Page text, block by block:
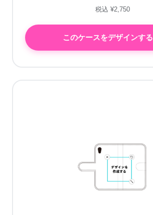
税込 ¥2,750
このケースをデザインする